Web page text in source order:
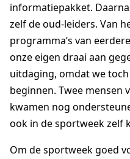
informatiepakket.
zelf de oud-leiders. Van
programma’s van
onze eigen draai aan
uitdaging, omdat we
beginnen. Twee mensen
kwamen nog
ook in de sportweek zelf
Om de sportweek goed